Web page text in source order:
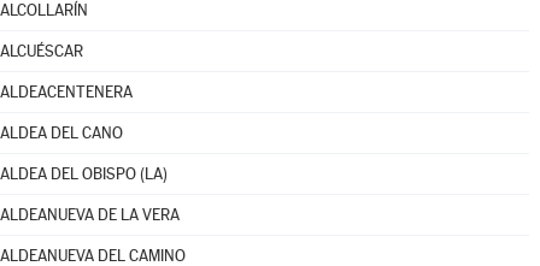
ALCOLLARÍN
ALCUÉSCAR
ALDEACENTENERA
ALDEA DEL CANO
ALDEA DEL OBISPO (LA)
ALDEANUEVA DE LA VERA
ALDEANUEVA DEL CAMINO